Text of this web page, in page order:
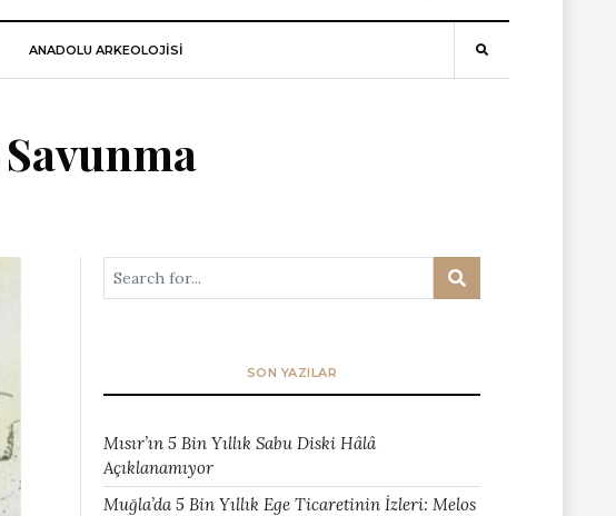
ANADOLU ARKEOLOJİSİ
SON YAZILAR
Mısır’ın 5 Bin Yıllık Sabu Diski Hâlâ
Açıklanamıyor
Muğla’da 5 Bin Yıllık Ege Ticaretinin İzleri: Melos